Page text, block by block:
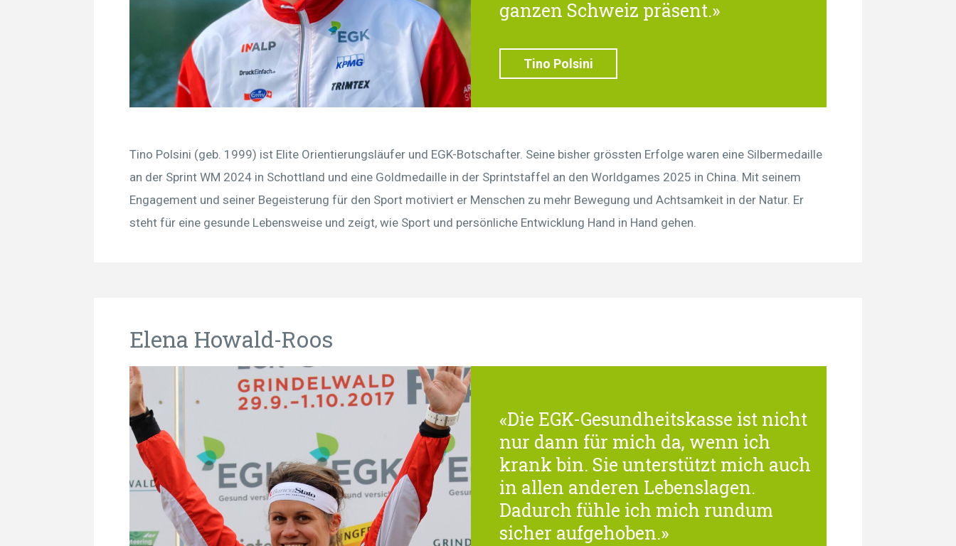
ganzen Schweiz präsent.»
Tino Polsini
Tino Polsini (geb. 1999) ist Elite Orientierungsläufer und EGK-Botschafter. Seine bisher grössten Erfolge waren eine Silbermedaille
an der Sprint WM 2024 in Schottland und eine Goldmedaille in der Sprintstaffel an den Worldgames 2025 in China. Mit seinem
Engagement und seiner Begeisterung für den Sport motiviert er Menschen zu mehr Bewegung und Achtsamkeit in der Natur. Er
steht für eine gesunde Lebensweise und zeigt, wie Sport und persönliche Entwicklung Hand in Hand gehen.
Elena Howald-Roos
«Die EGK-Gesundheitskasse ist nicht
nur dann für mich da, wenn ich
krank bin. Sie unterstützt mich auch
in allen anderen Lebenslagen.
Dadurch fühle ich mich rundum
sicher aufgehoben.»